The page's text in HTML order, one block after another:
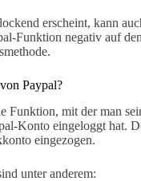
erscheint, kann
Funktion negativ auf
Paypal?
Funktion, mit der man
Konto eingeloggt hat.
eingezogen.
unter anderem: